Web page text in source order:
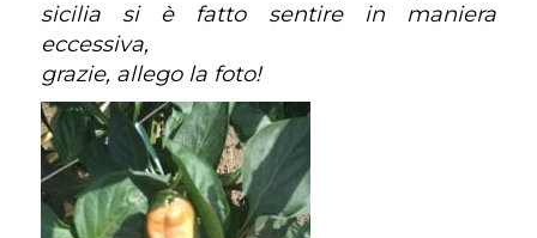
sicilia si è fatto sentire in maniera
eccessiva,
grazie, allego la foto!